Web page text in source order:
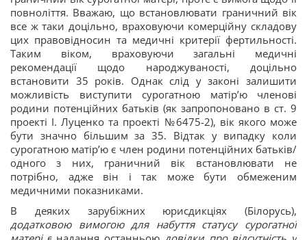
повноліття. Вважаю, що встановлювати граничний вік
все ж таки доцільно, враховуючи комерційну складову
цих правовідносин та медичні критерії фертильності.
Таким віком, враховуючи загальні медичні
рекомендації щодо народжуваності, доцільно
встановити 35 років. Однак слід у законі залишити
можливість виступити сурогатною матір’ю членові
родини потенційних батьків (як запропоновано в ст. 9
проекті І. Луценко та проекті №6475-2), вік якого може
бути значно більшим за 35. Відтак у випадку коли
сурогатною матір’ю є член родини потенційних батьків/
одного з них, граничний вік встановлювати не
потрібно, адже він і так може бути обмеженим
медичними показниками.
В деяких зарубіжних юрисдикціях (Білорусь),
додатковою вимогою для набуття статусу сурогатної